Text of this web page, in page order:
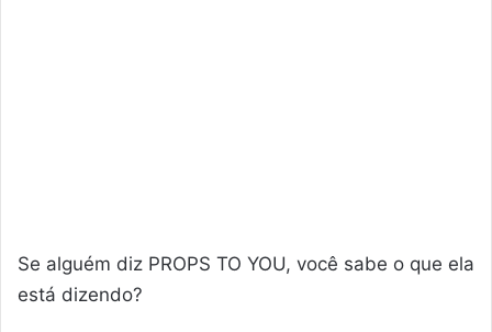
Se alguém diz PROPS TO YOU, você sabe o que ela
está dizendo?